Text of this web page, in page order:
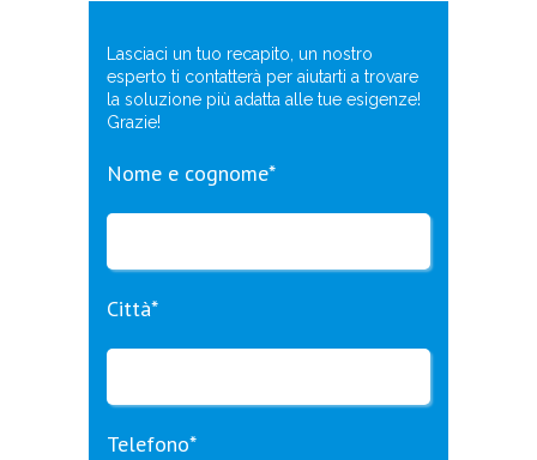
Lasciaci un tuo recapito, un nostro
esperto ti contatterà per aiutarti a trovare
la soluzione più adatta alle tue esigenze!
Grazie!
Nome e cognome*
Città*
Telefono*